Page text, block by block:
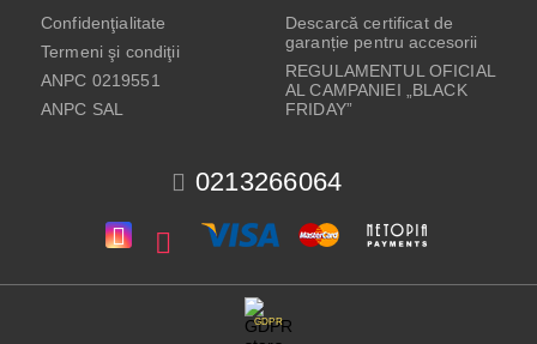
0213266064
Confidenţialitate
Termeni şi condiţii
ANPC 0219551
ANPC SAL
Descarcă certificat de
garanție pentru accesorii
REGULAMENTUL OFICIAL
AL CAMPANIEI „BLACK
FRIDAY”
GDPR